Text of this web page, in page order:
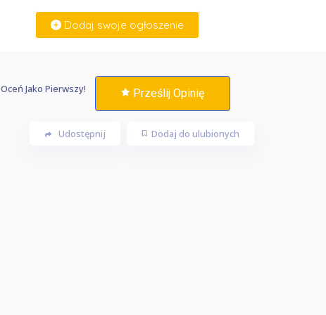
Dodaj swoje ogłoszenie
Oceń Jako Pierwszy! Prześlij Opinię
Dodaj do ulubionych
Udostępnij